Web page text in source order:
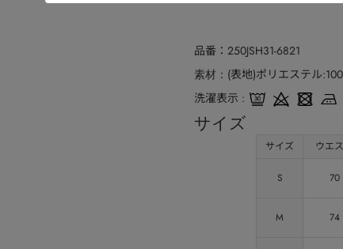
品番 250JSH31-6821
素材
(表地)ポリエステル
洗濯表示
サイズ
サイズ ウエ
S 70
M 74